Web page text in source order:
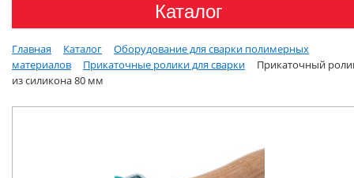
Каталог
Главная Каталог
Оборудование для сварки полимерных
материалов
Прикаточные ролики для сварки
Прикаточный
из силикона 80 мм